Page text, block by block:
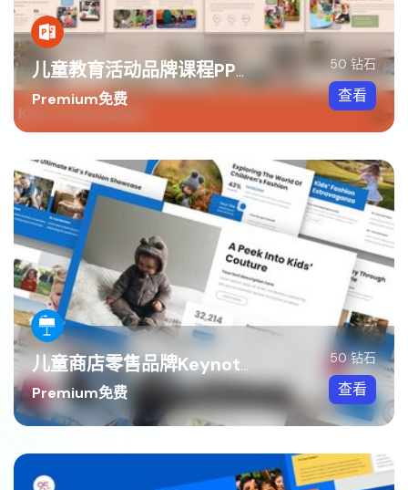
儿童教育活动品牌课程PPT模板
Premium免费
50 钻石
查看
儿童商店零售品牌Keynote模板
Premium免费
50 钻石
查看